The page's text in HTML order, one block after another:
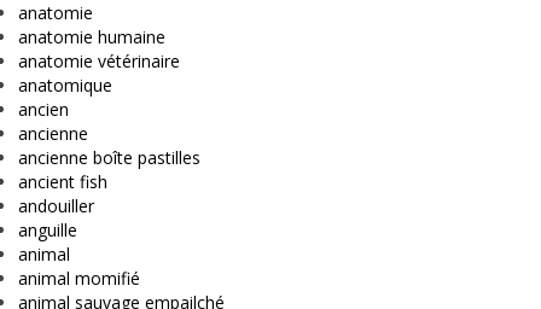
anatomie
anatomie humaine
anatomie vétérinaire
anatomique
ancien
ancienne
ancienne boîte pastilles
ancient fish
andouiller
anguille
animal
animal momifié
animal sauvage empailché